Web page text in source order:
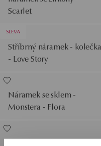
Scarlet
SLEVA
Stříbrný náramek - kolečka
- Love Story
Náramek se sklem -
Monstera - Flora